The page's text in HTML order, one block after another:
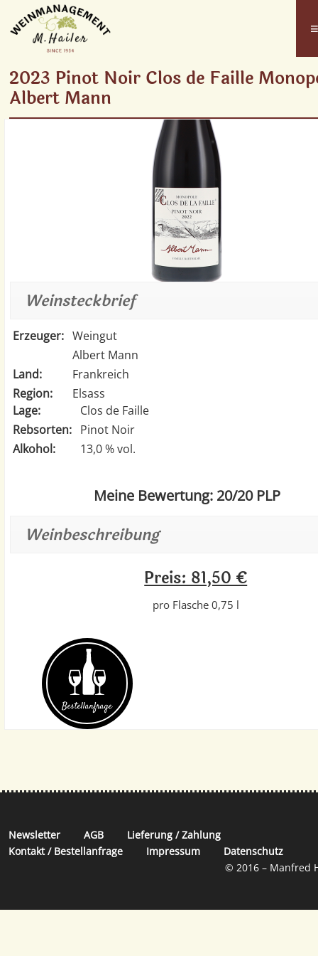
≡
2023 Pinot Noir Clos de Faille
Albert Mann
Weinsteckbrief
Erzeuger: Weingut
Albert Mann
Land:
Frankreich
Region:
Elsass
Lage:
Clos de Faille
Rebsorten: Pinot Noir
Alkohol:
13,0 % vol.
Meine Bewertung: 20/20 PLP
Weinbeschreibung
Preis: 81,50 €
pro Flasche 0,75 l
Bestell­anfrage
Newsletter AGB
Lieferung / Zahlung
Kontakt / Bestellanfrage
Impressum
Datenschutz
© 2016 – Manfred